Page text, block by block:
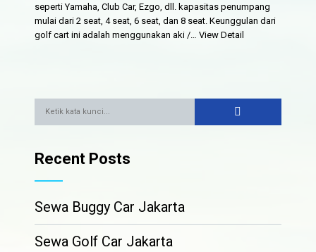
seperti Yamaha, Club Car, Ezgo, dll. kapasitas penumpang
mulai dari 2 seat, 4 seat, 6 seat, dan 8 seat. Keunggulan dari
golf cart ini adalah menggunakan aki /…View Detail
Recent Posts
Sewa Buggy Car Jakarta
Sewa Golf Car Jakarta